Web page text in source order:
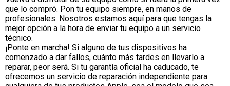
que lo compró. Pon tu equipo siempre, en manos de
profesionales. Nosotros estamos aquí para que tengas la
mejor opción a la hora de enviar tu equipo a un servicio
técnico.
¡Ponte en marcha! Si alguno de tus dispositivos ha
comenzado a dar fallos, cuánto más tardes en llevarlo a
reparar, peor será. Si tu garantía oficial ha caducado, te
ofrecemos un servicio de reparación independiente para